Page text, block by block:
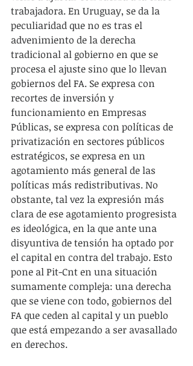
trabajadora. En Uruguay, se da la
peculiaridad que no es tras el
advenimiento de la derecha
tradicional al gobierno en que se
procesa el ajuste sino que lo llevan
gobiernos del FA. Se expresa con
recortes de inversión y
funcionamiento en Empresas
Públicas, se expresa con políticas de
privatización en sectores públicos
estratégicos, se expresa en un
agotamiento más general de las
políticas más redistributivas. No
obstante, tal vez la expresión más
clara de ese agotamiento progresista
es ideológica, en la que ante una
disyuntiva de tensión ha optado por
el capital en contra del trabajo. Esto
pone al Pit-Cnt en una situación
sumamente compleja: una derecha
que se viene con todo, gobiernos del
FA que ceden al capital y un pueblo
que está empezando a ser avasallado
en derechos.